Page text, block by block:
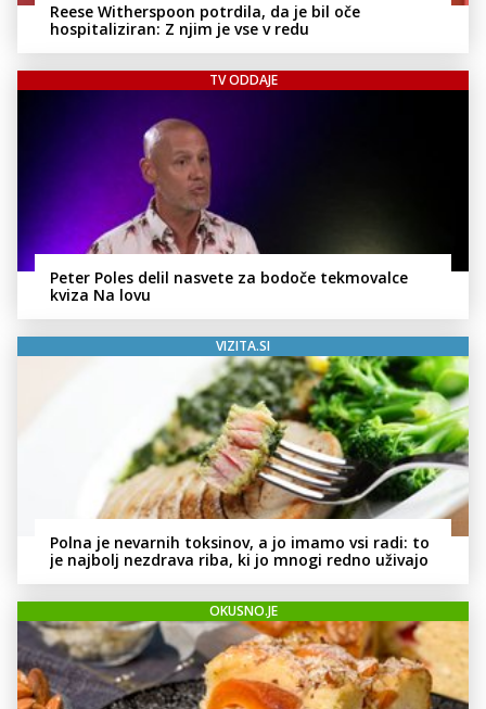
Reese Witherspoon potrdila, da je bil oče
hospitaliziran: Z njim je vse v redu
TV ODDAJE
Peter Poles delil nasvete za bodoče tekmovalce
kviza Na lovu
VIZITA.SI
Polna je nevarnih toksinov, a jo imamo vsi radi: to
je najbolj nezdrava riba, ki jo mnogi redno uživajo
OKUSNO.JE